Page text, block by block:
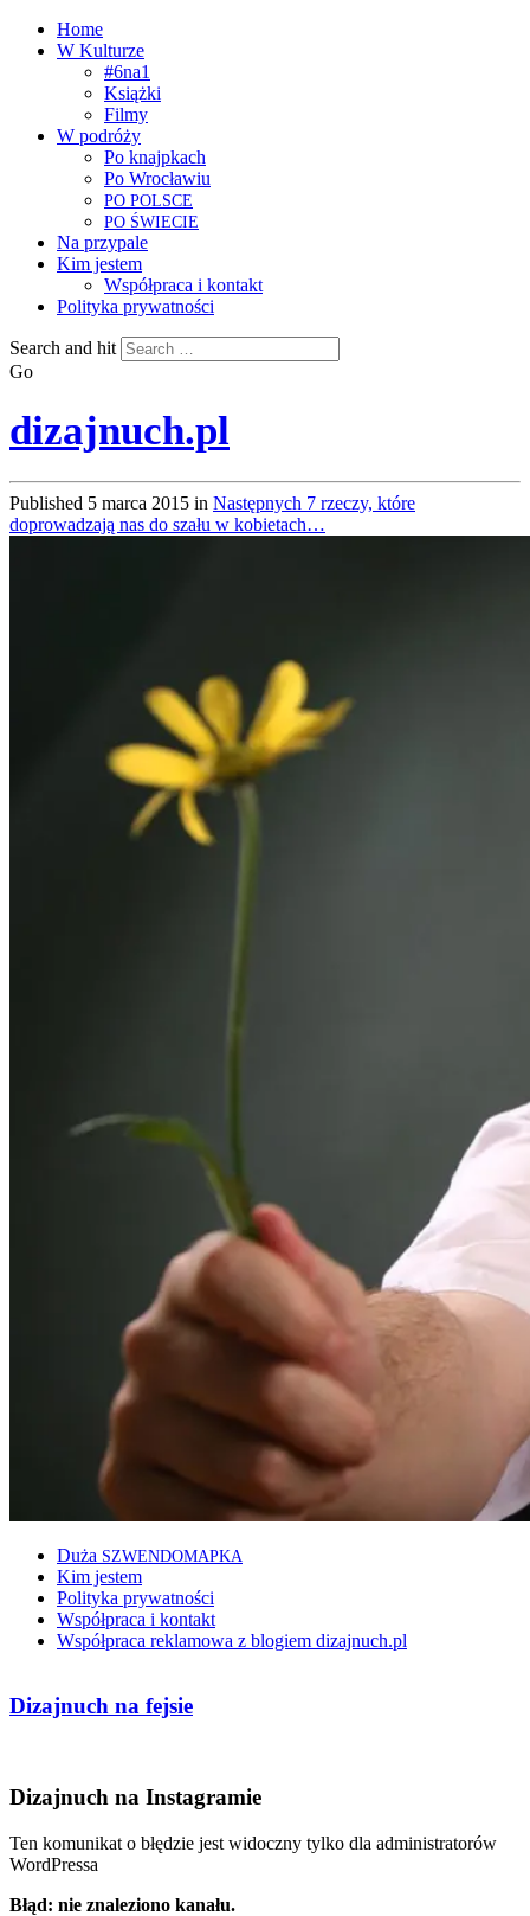
Home
W Kulturze
#6na1
Książki
Filmy
W podróży
Po knajpkach
Po Wrocławiu
PO POLSCE
PO ŚWIECIE
Na przypale
Kim jestem
Współpraca i kontakt
Polityka prywatności
Search and hit
Go
dizajnuch.pl
Published 5 marca 2015 in Następnych 7 rzeczy, które
doprowadzają nas do szału w kobietach…
Duża SZWENDOMAPKA
Kim jestem
Polityka prywatności
Współpraca i kontakt
Współpraca reklamowa z blogiem dizajnuch.pl
Dizajnuch na fejsie
Dizajnuch na Instagramie
Ten komunikat o błędzie jest widoczny tylko dla administratorów
WordPressa
Błąd: nie znaleziono kanału.